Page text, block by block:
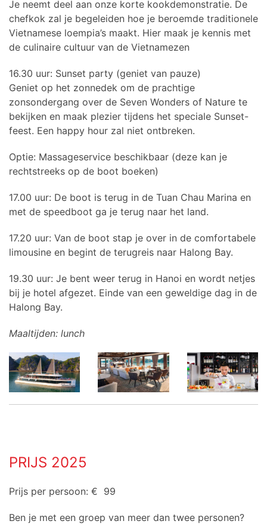
Je neemt deel aan onze korte kookdemonstratie. De
chefkok zal je begeleiden hoe je beroemde traditionele
Vietnamese loempia’s maakt. Hier maak je kennis met
de culinaire cultuur van de Vietnamezen
16.30 uur: Sunset party (geniet van pauze)
Geniet op het zonnedek om de prachtige
zonsondergang over de Seven Wonders of Nature te
bekijken en maak plezier tijdens het speciale Sunset-
feest. Een happy hour zal niet ontbreken.
Optie: Massageservice beschikbaar (deze kan je
rechtstreeks op de boot boeken)
17.00 uur: De boot is terug in de Tuan Chau Marina en
met de speedboot ga je terug naar het land.
17.20 uur: Van de boot stap je over in de comfortabele
limousine en begint de terugreis naar Halong Bay.
19.30 uur: Je bent weer terug in Hanoi en wordt netjes
bij je hotel afgezet. Einde van een geweldige dag in de
Halong Bay.
Maaltijden: lunch
PRIJS 2025
Prijs per persoon: € 99
Ben je met een groep van meer dan twee personen?